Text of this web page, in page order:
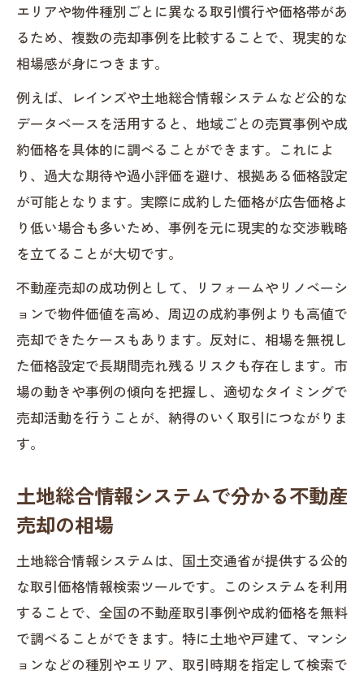
エリアや物件種別ごとに異なる取引慣行や価格帯があ
るため、複数の売却事例を比較することで、現実的な
相場感が身につきます。
例えば、レインズや土地総合情報システムなど公的な
データベースを活用すると、地域ごとの売買事例や成
約価格を具体的に調べることができます。これによ
り、過大な期待や過小評価を避け、根拠ある価格設定
が可能となります。実際に成約した価格が広告価格よ
り低い場合も多いため、事例を元に現実的な交渉戦略
を立てることが大切です。
不動産売却の成功例として、リフォームやリノベーシ
ョンで物件価値を高め、周辺の成約事例よりも高値で
売却できたケースもあります。反対に、相場を無視し
た価格設定で長期間売れ残るリスクも存在します。市
場の動きや事例の傾向を把握し、適切なタイミングで
売却活動を行うことが、納得のいく取引につながりま
す。
土地総合情報システムで分かる不動産
売却の相場
土地総合情報システムは、国土交通省が提供する公的
な取引価格情報検索ツールです。このシステムを利用
することで、全国の不動産取引事例や成約価格を無料
で調べることができます。特に土地や戸建て、マンシ
ョンなどの種別やエリア、取引時期を指定して検索で